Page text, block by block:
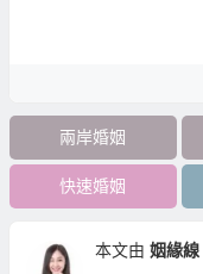
兩岸婚姻
快速婚姻
本文由 姻緣線